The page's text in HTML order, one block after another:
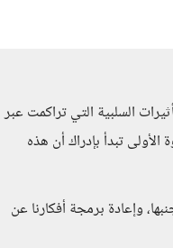
السلبية التي تراكمت عبر
تبدأ بإدراك أن هذه
وإعادة برمجة أفكارنا عن